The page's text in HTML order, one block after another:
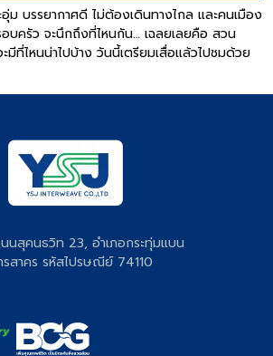
ม บรรยากาศดี ไม่ต้องเดินทางไกล และคนเมือง
บครัว จะนึกถึงที่ไหนกัน… เฉลยเลยคือ สวน
มีที่ไหนน่าไปบ้าง วันนี้เตรียมเสื่อแล้วไปชมด้วย
นสุคนธวิท 23, อำเภอกระทุ่มแบน
สาคร รหัสไปรษณีย์ 74110